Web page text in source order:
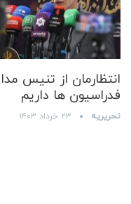
انتظارمان از تنیس
فدراسیون ها داریم
تحریریه ۲۳ خرداد ۱۴۰۳